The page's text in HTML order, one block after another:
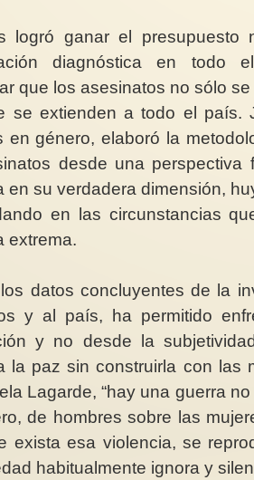
logró ganar el presupuesto
diagnóstica en todo
que los asesinatos no sólo
se extienden a todo el país.
en género, elaboró la
desde una perspectiva
en su verdadera dimensión,
en las circunstancias
extrema.
datos concluyentes de la
y al país, ha permitido
y no desde la
la paz sin construirla con las
Lagarde, “hay una guerra
de hombres sobre las
exista esa violencia, se
habitualmente ignora y